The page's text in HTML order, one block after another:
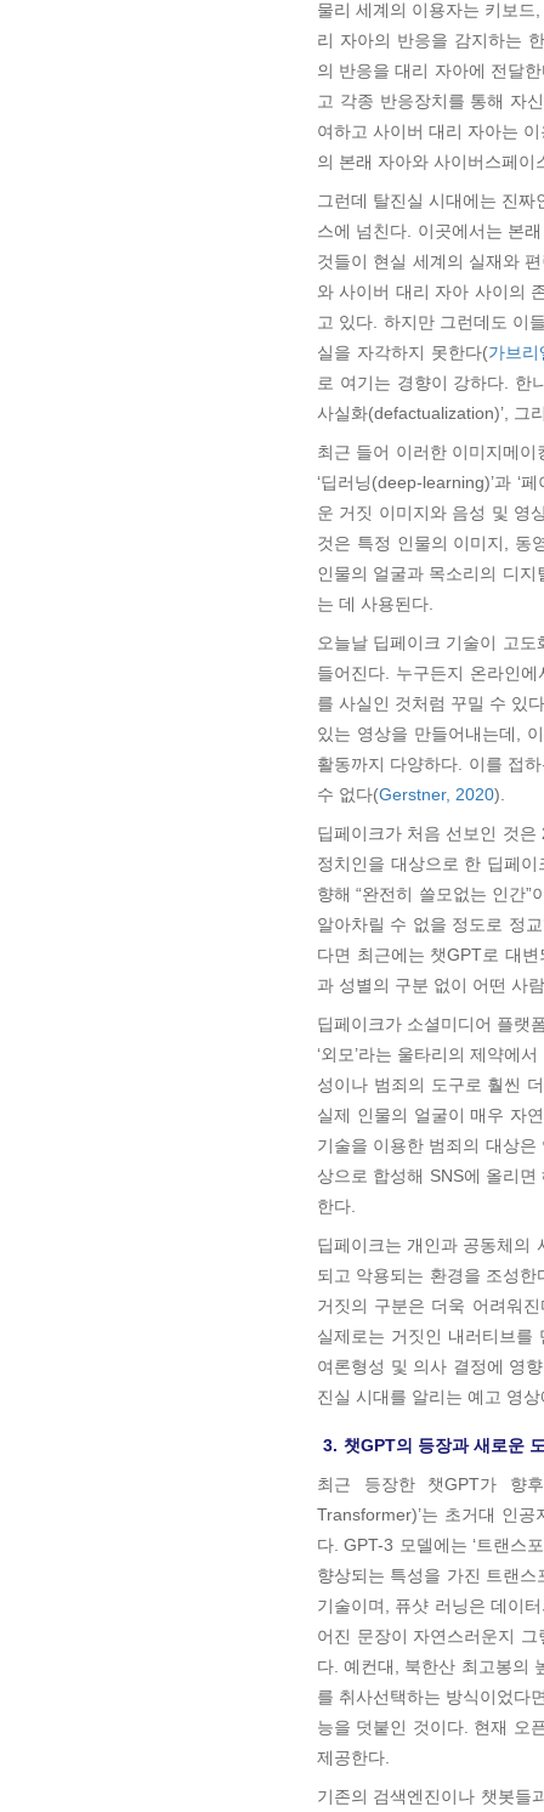
물리 세계의 이용자는 키보
리 자아의 반응을 감지하는
의 반응을 대리 자아에 전달
고 각종 반응장치를 통해 자
여하고 사이버 대리 자아는
의 본래 자아와 사이버스페
그런데 탈진실 시대에는 진
스에 넘친다. 이곳에서는 본
것들이 현실 세계의 실재와
와 사이버 대리 자아 사이의
고 있다. 하지만 그런데도 이
실을 자각하지 못한다(가브
로 여기는 경향이 강하다. 한
사실화(defactualization)’, 그
최근 들어 이러한 이미지메
‘딥러닝(deep-learning)’과 ‘
운 거짓 이미지와 음성 및 영
것은 특정 인물의 이미지, 동
인물의 얼굴과 목소리의 디
는 데 사용된다.
오늘날 딥페이크 기술이 고
들어진다. 누구든지 온라인
를 사실인 것처럼 꾸밀 수 있
있는 영상을 만들어내는데,
활동까지 다양하다. 이를 접
수 없다(Gerstner, 2020).
딥페이크가 처음 선보인 것
정치인을 대상으로 한 딥페이
향해 “완전히 쓸모없는 인간
알아차릴 수 없을 정도로 정
다면 최근에는 챗GPT로 대
과 성별의 구분 없이 어떤 사
딥페이크가 소셜미디어 플랫
‘외모’라는 울타리의 제약에
성이나 범죄의 도구로 훨씬
실제 인물의 얼굴이 매우 자
기술을 이용한 범죄의 대상
상으로 합성해 SNS에 올리
한다.
딥페이크는 개인과 공동체의
되고 악용되는 환경을 조성
거짓의 구분은 더욱 어려워
실제로는 거짓인 내러티브를
여론형성 및 의사 결정에 영
진실 시대를 알리는 예고 영
3. 챗GPT의 등장과 새로운
최근 등장한 챗GPT가 향
Transformer)’는 초거대 인공
다. GPT-3 모델에는 ‘트랜스
향상되는 특성을 가진 트랜
기술이며, 퓨샷 러닝은 데이
어진 문장이 자연스러운지
다. 예컨대, 북한산 최고봉의
를 취사선택하는 방식이었다
능을 덧붙인 것이다. 현재 오
제공한다.
기존의 검색엔진이나 챗봇들